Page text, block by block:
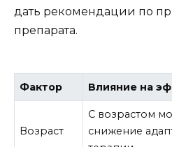
дать рекомендации по
препарата.
Фактор Влияние на
Возраст
С возрастом
снижение